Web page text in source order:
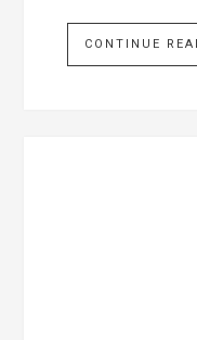
CONTINUE